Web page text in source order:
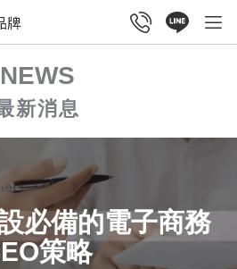
牌
NEWS
新消息
必備的電子商務
策略